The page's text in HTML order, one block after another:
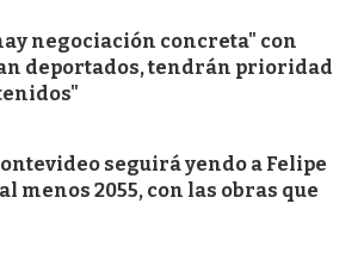
negociación concreta" con
deportados, tendrán prioridad
seguirá yendo a Felipe
menos 2055, con las obras que